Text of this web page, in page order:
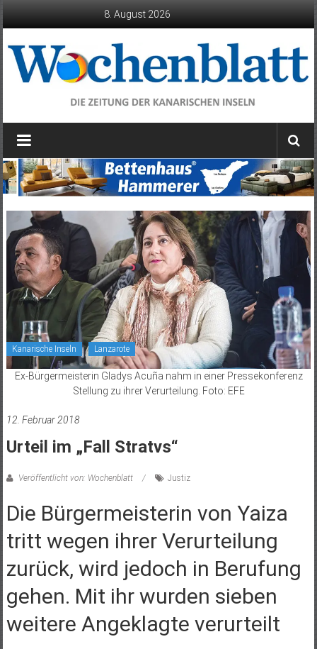
8. August 2026
Wochenblatt
die
Zeitung
der
Kanarischen
Inseln
Kanarische Inseln Lanzarote
Ex-Bürgermeisterin Gladys Acuña nahm in einer Pressekonferenz
Stellung zu ihrer Verurteilung. Foto: EFE
12. Februar 2018
Urteil im „Fall Stratvs“
Veröffentlicht von: Wochenblatt Justiz
Die Bürgermeisterin von Yaiza
tritt wegen ihrer Verurteilung
zurück, wird jedoch in Berufung
gehen. Mit ihr wurden sieben
weitere Angeklagte verurteilt